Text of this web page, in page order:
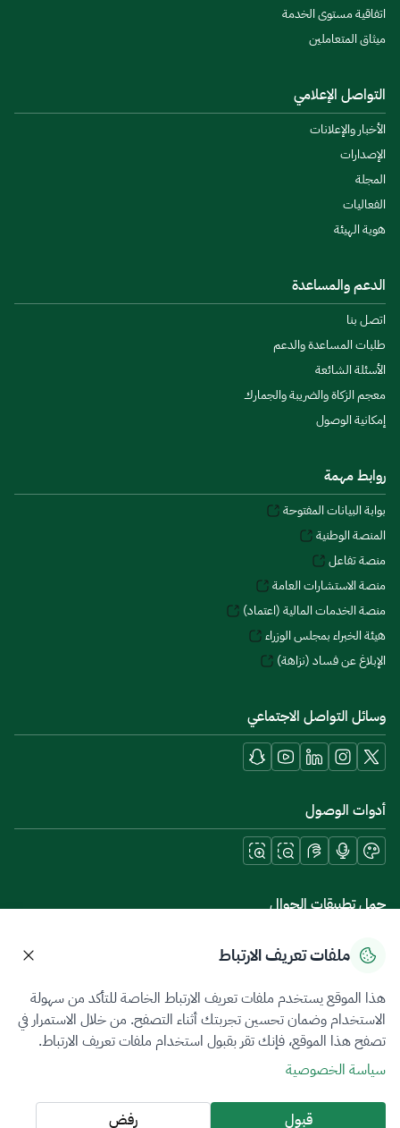
اتفاقية مستوى الخدمة
ميثاق المتعاملين
التواصل الإعلامي
الأخبار والإعلانات
الإصدارات
المجلة
الفعاليات
هوية الهيئة
الدعم والمساعدة
اتصل بنا
طلبات المساعدة والدعم
الأسئلة الشائعة
معجم الزكاة والضريبة والجمارك
إمكانية الوصول
روابط مهمة
بوابة البيانات المفتوحة
المنصة الوطنية
منصة تفاعل
منصة الاستشارات العامة
منصة الخدمات المالية (اعتماد)
هيئة الخبراء بمجلس الوزراء
الإبلاغ عن فساد (نزاهة)
وسائل التواصل الاجتماعي
أدوات الوصول
حمل تطبيقات الجوال
سياسة الخصوصيةشروط الاستخدامخريطة الموقع
جميع الحقوق محفوظة 2026 © ZATCA.GOV.SA
تم تطويره وصيانته بواسطة هيئة الزكاة والضريبة والجمارك
آخر تحديث للموقع في
ملفات تعريف الارتباط
هذا الموقع يستخدم ملفات تعريف الارتباط الخاصة للتأكد من سهولة
الاستخدام وضمان تحسين تجربتك أثناء التصفح. من خلال الاستمرار في
تصفح هذا الموقع، فإنك تقر بقبول استخدام ملفات تعريف الارتباط.
سياسة الخصوصية
قبول رفض